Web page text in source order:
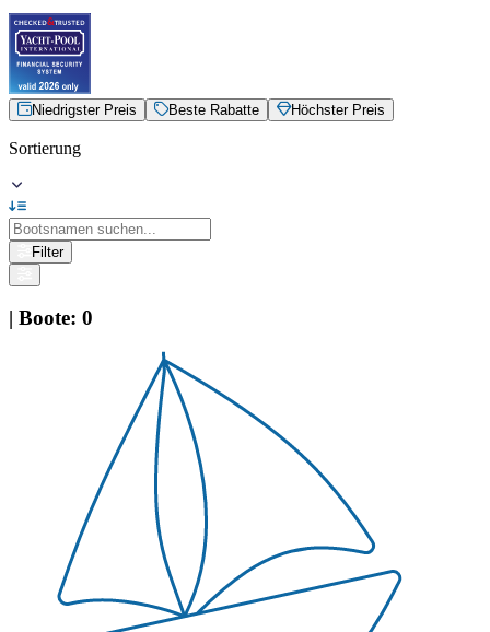
Niedrigster Preis Beste Rabatte Höchster Preis
Sortierung
Filter
| Boote: 0